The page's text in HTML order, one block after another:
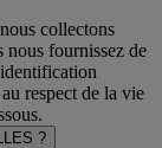
collectons
fournissez de
respect de la vie
?